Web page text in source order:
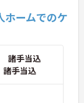
ホームでのケ
諸手当込
手当込